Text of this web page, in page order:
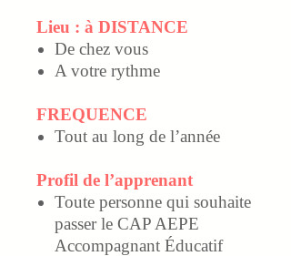
Lieu : à DISTANCE
De chez vous
A votre rythme
FREQUENCE
Tout au long de l’année
Profil de l’apprenant
Toute personne qui souhaite
passer le CAP AEPE
Accompagnant Éducatif